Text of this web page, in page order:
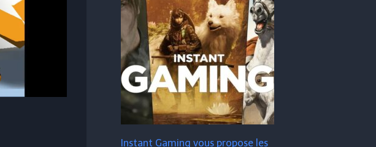
Instant Gaming vous propose les